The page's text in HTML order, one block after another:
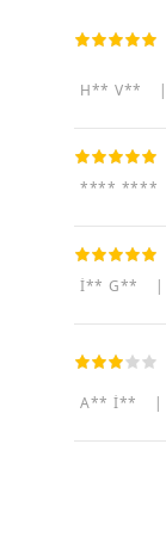
H** V** |
**** ****
I** G** |
A** İ** |